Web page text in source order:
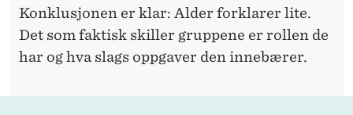
Konklusjonen er klar: Alder forklarer lite.
Det som faktisk skiller gruppene er rollen de
har og hva slags oppgaver den innebærer.